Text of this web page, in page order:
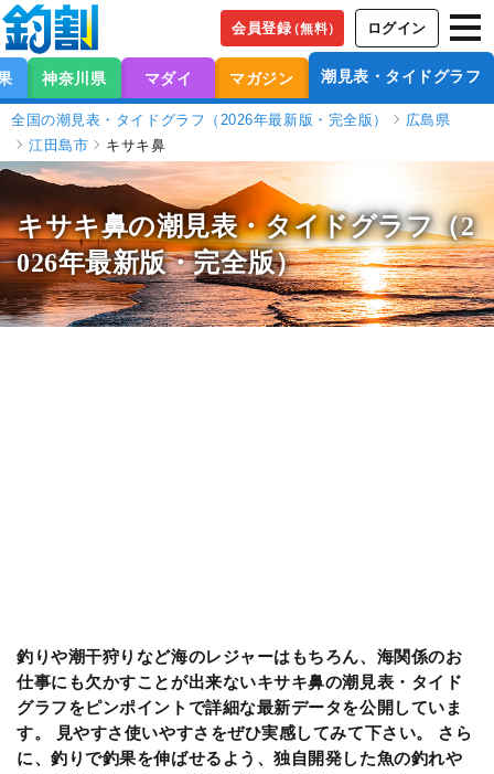
会員登録（無料） ログイン
神奈川県 マダイ マガジン 潮見表・タイドグラフ
全国の潮見表・タイドグラフ（2026年最新版・完全版）
広島県
江田島市
キサキ鼻
キサキ鼻の潮見表・タイドグラフ（2
026年最新版・完全版）
釣りや潮干狩りなど海のレジャーはもちろん、海関係のお
仕事にも欠かすことが出来ないキサキ鼻の潮見表・タイド
グラフをピンポイントで詳細な最新データを公開していま
す。 見やすさ使いやすさをぜひ実感してみて下さい。 さら
に、釣りで釣果を伸ばせるよう、独自開発した魚の釣れや